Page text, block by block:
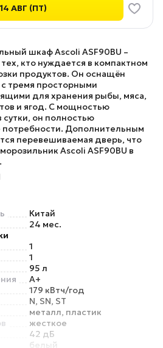
14 АВГ (ПТ)
шкафAscoli ASF90BU –
кто нуждается в компактном
продуктов. Он оснащён
тремя просторными
для хранения рыбы, мяса,
и ягод. С мощностью
сутки, он полностью
Дополнительным
перевешиваемая дверь, что
Ascoli ASF90BU в
Китай
24 мес.
1
1
95 л
A+
179 кВтч/год
N, SN, ST
металл, пластик
жесткое
42 дБ
белый